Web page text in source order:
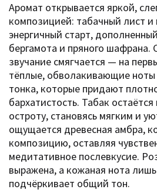
Аромат открывается яркой,
композицией: табачный лист
энергичный старт,
бергамота и пряного шафрана.
звучание смягчается — на
тёплые, обволакивающие
тонка, которые придают
бархатистость. Табак
остроту, становясь мягким и
ощущается древесная амбра,
композицию, оставляя
медитативное послевкусие.
выражена, а кожаная нота
подчёркивает общий тон.